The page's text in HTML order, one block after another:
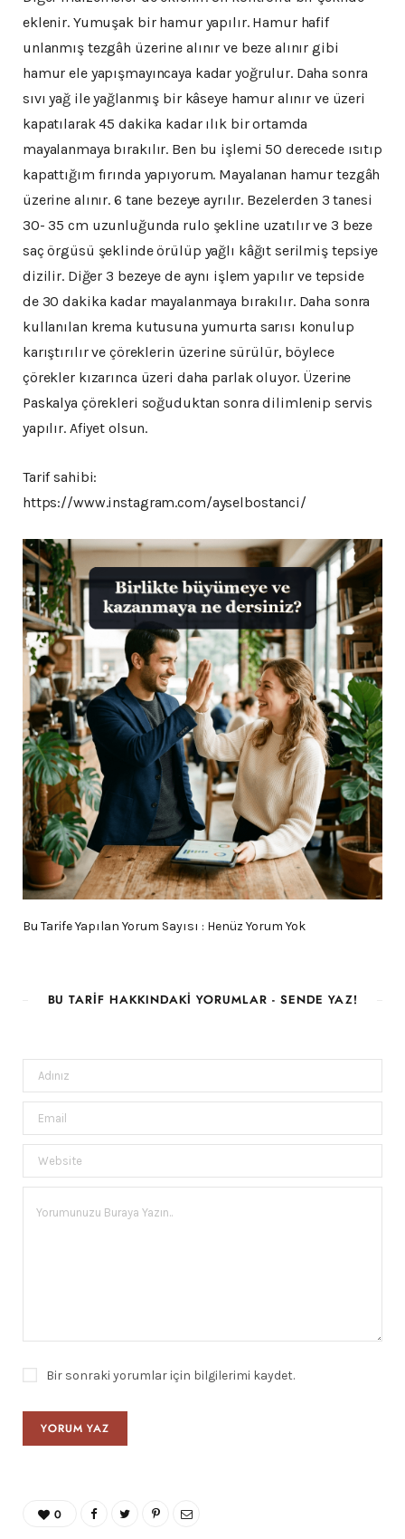
eklenir. Yumuşak bir hamur yapılır. Hamur hafif
unlanmış tezgâh üzerine alınır ve beze alınır gibi
hamur ele yapışmayıncaya kadar yoğrulur. Daha sonra
sıvı yağ ile yağlanmış bir kâseye hamur alınır ve üzeri
kapatılarak 45 dakika kadar ılık bir ortamda
mayalanmaya bırakılır. Ben bu işlemi 50 derecede ısıtıp
kapattığım fırında yapıyorum. Mayalanan hamur tezgâh
üzerine alınır. 6 tane bezeye ayrılır. Bezelerden 3 tanesi
30- 35 cm uzunluğunda rulo şekline uzatılır ve 3 beze
saç örgüsü şeklinde örülüp yağlı kâğıt serilmiş tepsiye
dizilir. Diğer 3 bezeye de aynı işlem yapılır ve tepside
de 30 dakika kadar mayalanmaya bırakılır. Daha sonra
kullanılan krema kutusuna yumurta sarısı konulup
karıştırılır ve çöreklerin üzerine sürülür, böylece
çörekler kızarınca üzeri daha parlak oluyor. Üzerine
Paskalya çörekleri soğuduktan sonra dilimlenip servis
yapılır. Afiyet olsun.
Tarif sahibi:
https://www.instagram.com/ayselbostanci/
Bu Tarife Yapılan Yorum Sayısı : Henüz Yorum Yok
BU TARIF HAKKINDAKI YORUMLAR - SENDE YAZ!
Bir sonraki yorumlar için bilgilerimi kaydet.
0